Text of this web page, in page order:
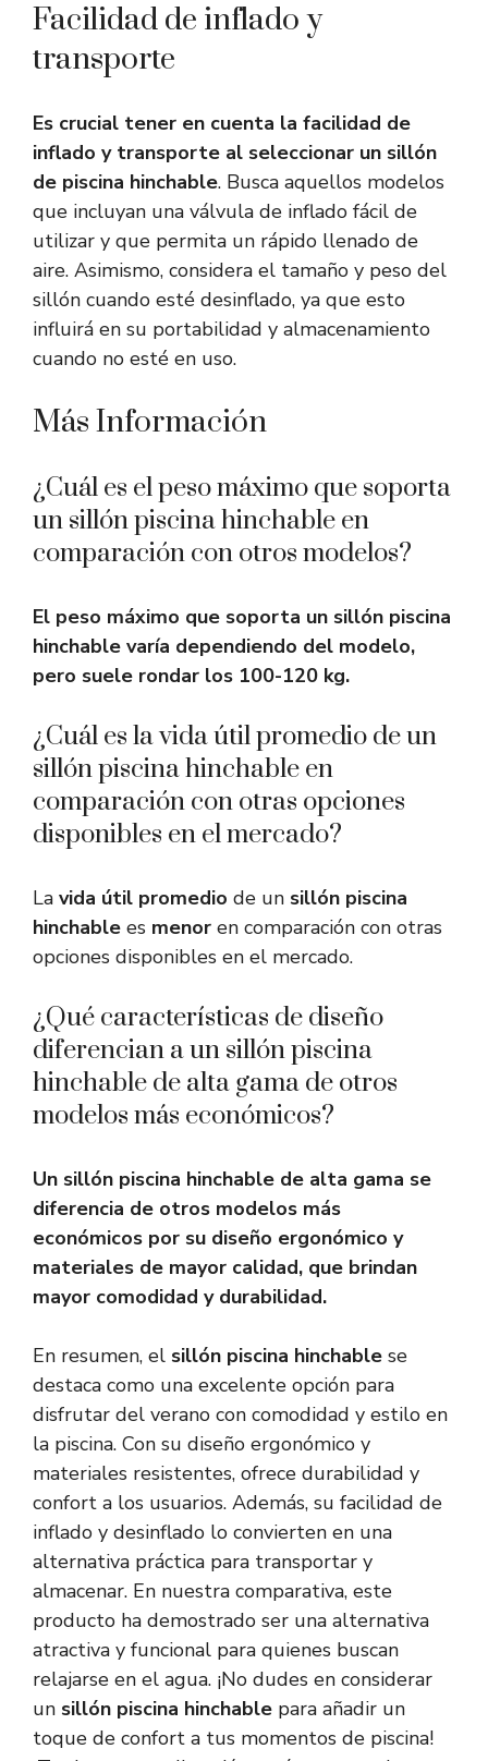
Facilidad de inflado y
transporte
Es crucial tener en cuenta la facilidad de
inflado y transporte al seleccionar un sillón
de piscina hinchable. Busca aquellos modelos
que incluyan una válvula de inflado fácil de
utilizar y que permita un rápido llenado de
aire. Asimismo, considera el tamaño y peso del
sillón cuando esté desinflado, ya que esto
influirá en su portabilidad y almacenamiento
cuando no esté en uso.
Más Información
¿Cuál es el peso máximo que soporta
un sillón piscina hinchable en
comparación con otros modelos?
El peso máximo que soporta un sillón piscina
hinchable varía dependiendo del modelo,
pero suele rondar los 100-120 kg.
¿Cuál es la vida útil promedio de un
sillón piscina hinchable en
comparación con otras opciones
disponibles en el mercado?
La vida útil promedio de un sillón piscina
hinchable es menor en comparación con otras
opciones disponibles en el mercado.
¿Qué características de diseño
diferencian a un sillón piscina
hinchable de alta gama de otros
modelos más económicos?
Un sillón piscina hinchable de alta gama se
diferencia de otros modelos más
económicos por su diseño ergonómico y
materiales de mayor calidad, que brindan
mayor comodidad y durabilidad.
En resumen, el sillón piscina hinchable se
destaca como una excelente opción para
disfrutar del verano con comodidad y estilo en
la piscina. Con su diseño ergonómico y
materiales resistentes, ofrece durabilidad y
confort a los usuarios. Además, su facilidad de
inflado y desinflado lo convierten en una
alternativa práctica para transportar y
almacenar. En nuestra comparativa, este
producto ha demostrado ser una alternativa
atractiva y funcional para quienes buscan
relajarse en el agua. ¡No dudes en considerar
un sillón piscina hinchable para añadir un
toque de confort a tus momentos de piscina!